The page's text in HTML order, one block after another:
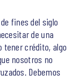
fines del siglo
de una
tener crédito, algo
nosotros no
Debemos